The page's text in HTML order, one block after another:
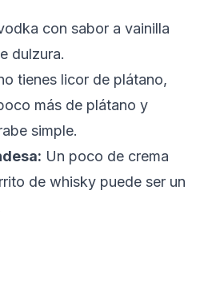
con sabor a vainilla
dulzura.
tienes licor de plátano,
más de plátano y
simple.
Un poco de crema
de whisky puede ser un